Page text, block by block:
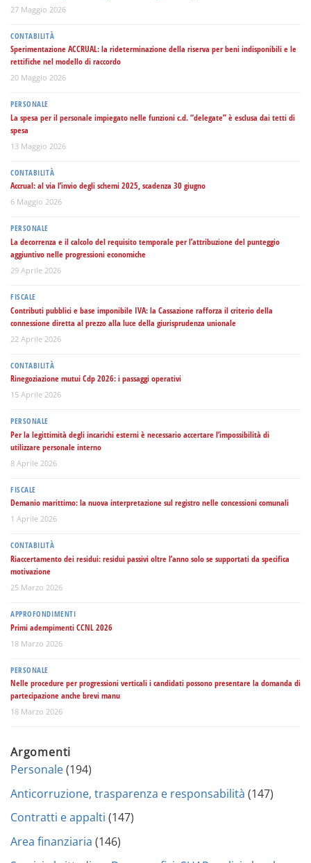
27 Maggio 2026
CONTABILITÀ
Sperimentazione ACCRUAL: la rideterminazione della riserva per beni indisponibili e le
rettifiche nel modello di raccordo
20 Maggio 2026
PERSONALE
La spesa per il personale impiegato nelle funzioni c.d. “delegate” è esclusa dai tetti di
spesa
13 Maggio 2026
CONTABILITÀ
Accrual: al via l’invio degli schemi 2025, scadenza 30 giugno
6 Maggio 2026
PERSONALE
La decorrenza e il calcolo del requisito temporale per l’attribuzione del punteggio
aggiuntivo nelle progressioni economiche
29 Aprile 2026
FISCALE
Contributi pubblici e base imponibile IVA: la Cassazione rafforza il criterio della
connessione diretta al prezzo alla luce della giurisprudenza unionale
22 Aprile 2026
CONTABILITÀ
Rinegoziazione mutui Cdp 2026: i passaggi operativi
15 Aprile 2026
PERSONALE
Per la legittimità degli incarichi esterni è necessario accertare l’impossibilità di
utilizzare personale interno
8 Aprile 2026
FISCALE
Demanio marittimo: la nuova interpretazione sul registro nelle concessioni comunali
1 Aprile 2026
CONTABILITÀ
Riaccertamento dei residui: residui passivi oltre l’anno solo se supportati da specifica
motivazione
25 Marzo 2026
APPROFONDIMENTI
Primi adempimenti CCNL 2026
18 Marzo 2026
PERSONALE
Nelle procedure per progressioni verticali i candidati possono presentare la domanda di
partecipazione anche brevi manu
18 Marzo 2026
Argomenti
Personale(194)
Anticorruzione, trasparenza e responsabilità (147)
Contratti e appalti (147)
Area finanziaria (146)